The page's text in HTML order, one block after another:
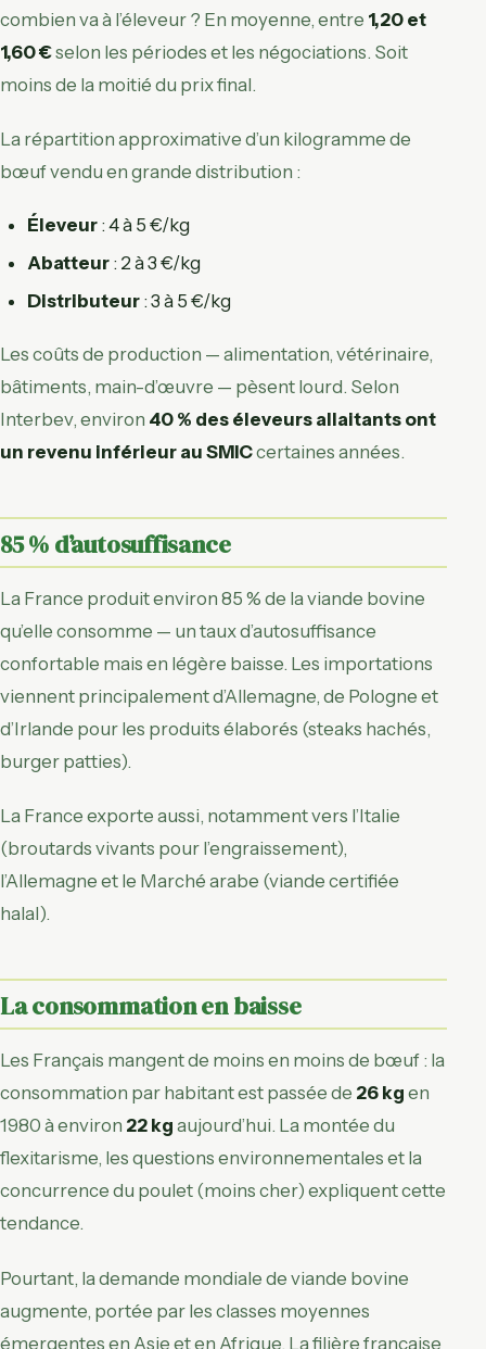
combien va à l’éleveur ? En moyenne, entre 1,20 et
1,60 €selon les périodes et les négociations. Soit
moins de la moitié du prix final.
La répartition approximative d’un kilogramme de
bœuf vendu en grande distribution :
Éleveur : 4 à 5 €/kg
Abatteur : 2 à 3 €/kg
Distributeur : 3 à 5 €/kg
Les coûts de production — alimentation, vétérinaire,
bâtiments, main-d’œuvre — pèsent lourd. Selon
Interbev, environ 40 % des éleveurs allaitants ont
un revenu inférieur au SMICcertaines années.
85 % d’autosuffisance
La France produit environ 85 % de la viande bovine
qu’elle consomme — un taux d’autosuffisance
confortable mais en légère baisse. Les importations
viennent principalement d’Allemagne, de Pologne et
d’Irlande pour les produits élaborés (steaks hachés,
burger patties).
La France exporte aussi, notamment vers l’Italie
(broutards vivants pour l’engraissement),
l’Allemagne et le Marché arabe (viande certifiée
halal).
La consommation en baisse
Les Français mangent de moins en moins de bœuf : la
consommation par habitant est passée de 26 kg en
1980 à environ 22 kg aujourd’hui. La montée du
flexitarisme, les questions environnementales et la
concurrence du poulet (moins cher) expliquent cette
tendance.
Pourtant, la demande mondiale de viande bovine
augmente, portée par les classes moyennes
émergentes en Asie et en Afrique. La filière française